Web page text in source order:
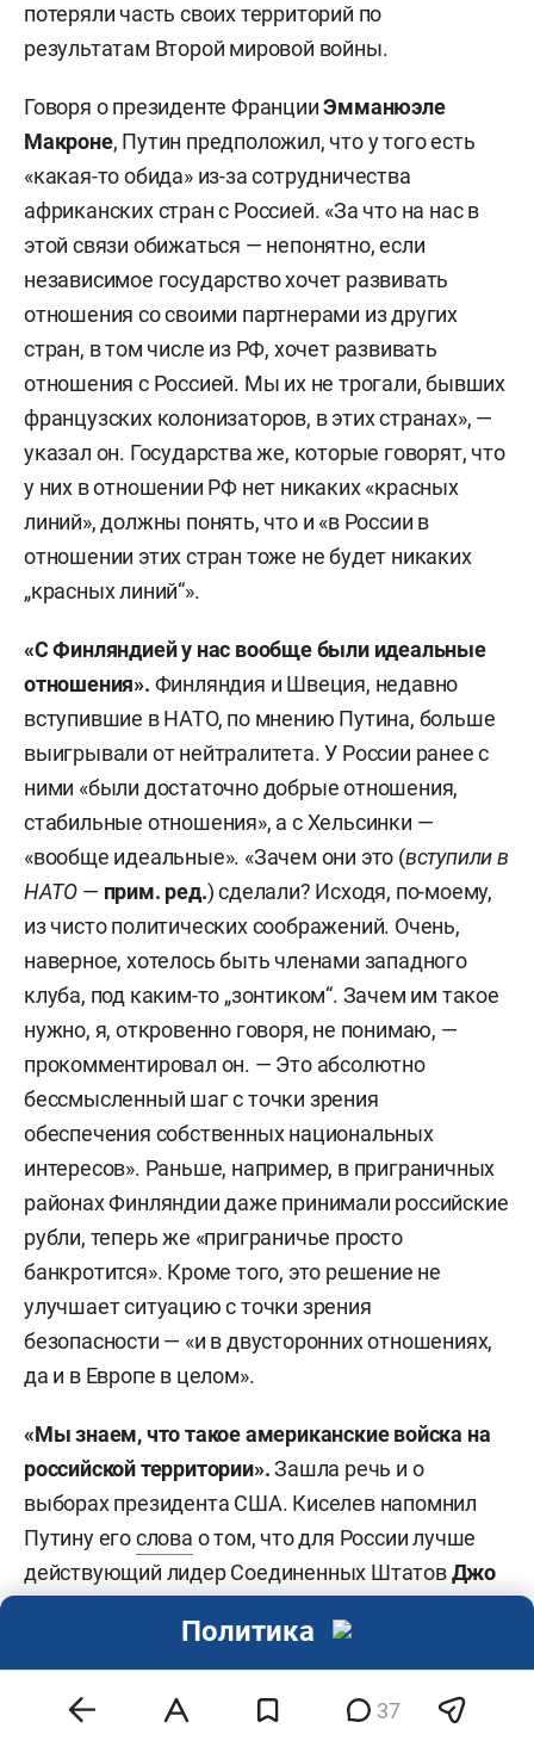
потеряли часть своих территорий по
результатам Второй мировой войны.
Говоря о президенте ФранцииЭмманюэле
Макроне, Путин предположил, что у того есть
«какая-то обида» из-за сотрудничества
африканских стран с Россией. «За что на нас в
этой связи обижаться — непонятно, если
независимое государство хочет развивать
отношения со своими партнерами из других
стран, в том числе из РФ, хочет развивать
отношения с Россией. Мы их не трогали, бывших
французских колонизаторов, в этих странах», —
указал он. Государства же, которые говорят, что
у них в отношении РФ нет никаких «красных
линий», должны понять, что и «в России в
отношении этих стран тоже не будет никаких
„красных линий“».
«С Финляндией у нас вообще были идеальные
отношения». Финляндия и Швеция, недавно
вступившие в НАТО, по мнению Путина, больше
выигрывали от нейтралитета. У России ранее с
ними «были достаточно добрые отношения,
стабильные отношения», а с Хельсинки —
«вообще идеальные». «Зачем они это (вступили в
НАТО — прим. ред.) сделали? Исходя, по-моему,
из чисто политических соображений. Очень,
наверное, хотелось быть членами западного
клуба, под каким-то „зонтиком“. Зачем им такое
нужно, я, откровенно говоря, не понимаю, —
прокомментировал он. — Это абсолютно
бессмысленный шаг с точки зрения
обеспечения собственных национальных
интересов». Раньше, например, в приграничных
районах Финляндии даже принимали российские
рубли, теперь же «приграничье просто
банкротится». Кроме того, это решение не
улучшает ситуацию с точки зрения
безопасности — «и в двусторонних отношениях,
да и в Европе в целом».
«Мы знаем, что такое американские войска на
российской территории».Зашла речь и о
выборах президента США. Киселев напомнил
Путину егослова о том, что для России лучше
действующий лидер Соединенных ШтатовДжо
Теперь эти слова оба кандидата используют в
своей предвыборной гонке.
37
Политика